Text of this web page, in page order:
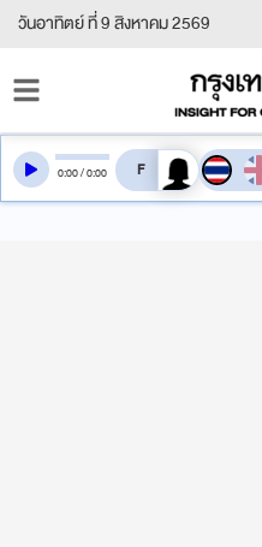
วันอาทิตย์ ที่ 9 สิงหาคม 2569
0:00/0:00 สลับเสียงอ่าน